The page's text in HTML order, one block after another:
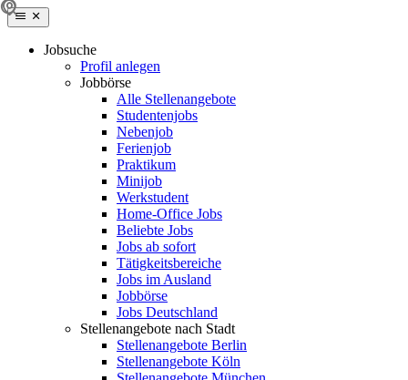
Jobsuche
Profil anlegen
Jobbörse
Alle Stellenangebote
Studentenjobs
Nebenjob
Ferienjob
Praktikum
Minijob
Werkstudent
Home-Office Jobs
Beliebte Jobs
Jobs ab sofort
Tätigkeitsbereiche
Jobs im Ausland
Jobbörse
Jobs Deutschland
Stellenangebote nach Stadt
Stellenangebote Berlin
Stellenangebote Köln